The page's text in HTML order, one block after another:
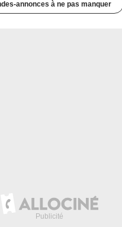
annonces à ne pas manquer